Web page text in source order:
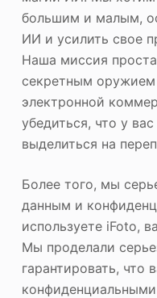
большим и малым,
ИИ и усилить свое
Наша миссия
секретным оружием
электронной
убедиться, что у
выделиться на
Более того, мы
данным и
используете iFoto,
Мы проделали
гарантировать, что